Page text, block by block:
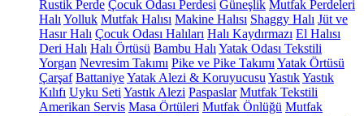
Rustik Perde Çocuk Odası Perdesi Güneşlik Mutfak Perdeleri
Halı Yolluk Mutfak Halısı Makine Halısı Shaggy Halı Jüt ve
Hasır Halı Çocuk Odası Halıları Halı Kaydırmazı El Halısı
Deri Halı Halı Örtüsü Bambu Halı Yatak Odası Tekstili
Yorgan Nevresim Takımı Pike ve Pike Takımı Yatak Örtüsü
Çarşaf BattaniyeYatak Alezi & Koruyucusu YastıkYastık
Kılıfı Uyku Seti Yastık Alezi Paspaslar Mutfak Tekstili
Amerikan Servis Masa Örtüleri Mutfak Önlüğü Mutfak